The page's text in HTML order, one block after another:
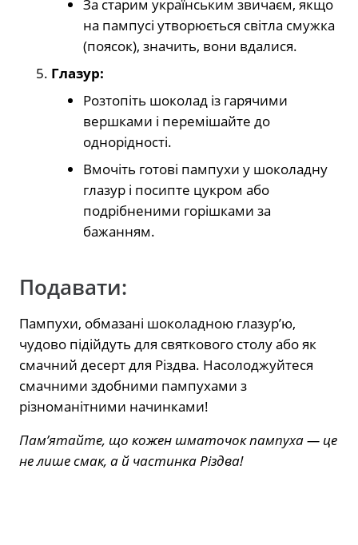
За старим українським звичаєм, якщо
на пампусі утворюється світла смужка
(поясок), значить, вони вдалися.
Глазур:
Розтопіть шоколад із гарячими
вершками і перемішайте до
однорідності.
Вмочіть готові пампухи у шоколадну
глазур і посипте цукром або
подрібненими горішками за
бажанням.
Подавати:
Пампухи, обмазані шоколадною глазур’ю,
чудово підійдуть для святкового столу або як
смачний десерт для Різдва. Насолоджуйтеся
смачними здобними пампухами з
різноманітними начинками!
Пам’ятайте, що кожен шматочок пампуха — це
не лише смак, а й частинка Різдва!